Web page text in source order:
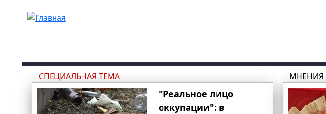
СПЕЦИАЛЬНАЯ ТЕМА
"Реальное лицо
оккупации": в
МНЕНИЯ